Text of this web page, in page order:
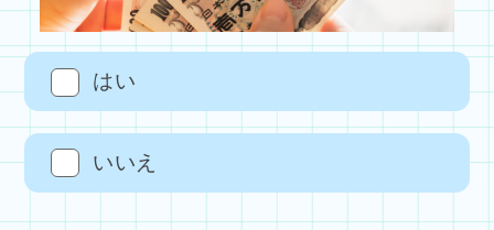
はい
いいえ